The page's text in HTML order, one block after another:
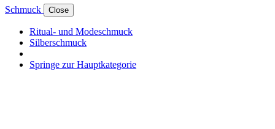
Schmuck Close
Ritual- und Modeschmuck
Silberschmuck
Springe zur Hauptkategorie